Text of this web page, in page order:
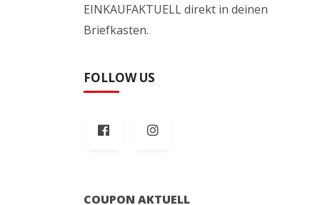
EINKAUFAKTUELL direkt in deinen
Briefkasten.
FOLLOW US
COUPON AKTUELL